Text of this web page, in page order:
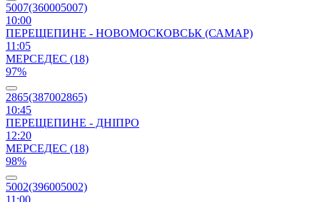
5007(360005007)
10:00
ПЕРЕЩЕПИНЕ - НОВОМОСКОВСЬК (САМАР)
11:05
МЕРСЕДЕС (18)
97%
2865(387002865)
10:45
ПЕРЕЩЕПИНЕ - ДНІПРО
12:20
МЕРСЕДЕС (18)
98%
5002(396005002)
11:00